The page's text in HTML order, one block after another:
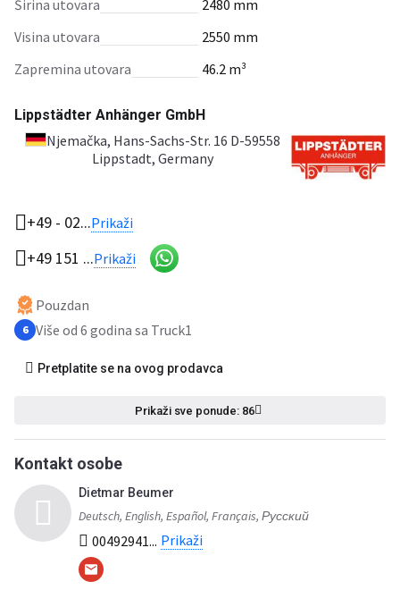
širina utovara
2480 mm
visina utovara
2550 mm
zapremina utovara
46.2 m³
Lippstädter Anhänger GmbH
Njemačka, Hans-Sachs-Str. 16 D-59558
Lippstadt, Germany
+49 - 02...Prikaži
+49 151 ...Prikaži
Pouzdan
6 Više od 6 godina sa Truck1
Pretplatite se na ovog prodavca
Prikaži sve ponude: 86
Kontakt osobe
Dietmar Beumer
Deutsch, English, Español, Français, Русский
00492941... Prikaži